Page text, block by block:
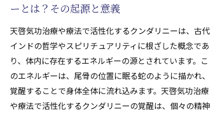
天啓気功治療や療法で活性化するクンダリ
ニー覚醒後の生活への影響
遠隔気功(天啓気功治療や療法)で天気病を克服
心身のバランスを取り戻す方法
天気病とは？その原因と症状を理解する
遠隔気功(天啓気功治療や療法)が天気病に効
ーとは？その起源と意義
天啓気功治療や療法で活性化するクンダリニーは、古代
インドの哲学やスピリチュアリティに根ざした概念であ
り、体内に存在するエネルギーの源とされています。こ
のエネルギーは、尾骨の位置に眠る蛇のように描かれ、
覚醒することで身体全体に流れ込みます。天啓気功治療
や療法で活性化するクンダリニーの覚醒は、個々の精神